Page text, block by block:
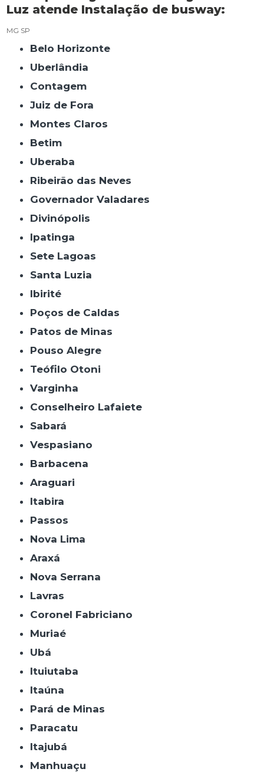
Luz atende Instalação de busway:
MG SP
Belo Horizonte
Uberlândia
Contagem
Juiz de Fora
Montes Claros
Betim
Uberaba
Ribeirão das Neves
Governador Valadares
Divinópolis
Ipatinga
Sete Lagoas
Santa Luzia
Ibirité
Poços de Caldas
Patos de Minas
Pouso Alegre
Teófilo Otoni
Varginha
Conselheiro Lafaiete
Sabará
Vespasiano
Barbacena
Araguari
Itabira
Passos
Nova Lima
Araxá
Nova Serrana
Lavras
Coronel Fabriciano
Muriaé
Ubá
Ituiutaba
Itaúna
Pará de Minas
Paracatu
Itajubá
Manhuaçu